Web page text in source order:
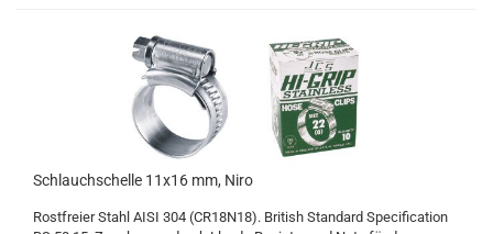
Schlauchschelle 11x16 mm, Niro
Rostfreier Stahl AISI 304 (CR18N18). British Standard Specification